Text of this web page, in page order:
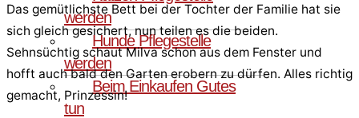
werden
Hunde Pflegestelle
werden
Beim Einkaufen Gutes
tun
Das gemütlichste Bett bei der Tochter der Familie hat sie
sich gleich gesichert, nun teilen es die beiden.
Sehnsüchtig schaut Milva schon aus dem Fenster und
hofft auch bald den Garten erobern zu dürfen. Alles richtig
gemacht, Prinzessin!